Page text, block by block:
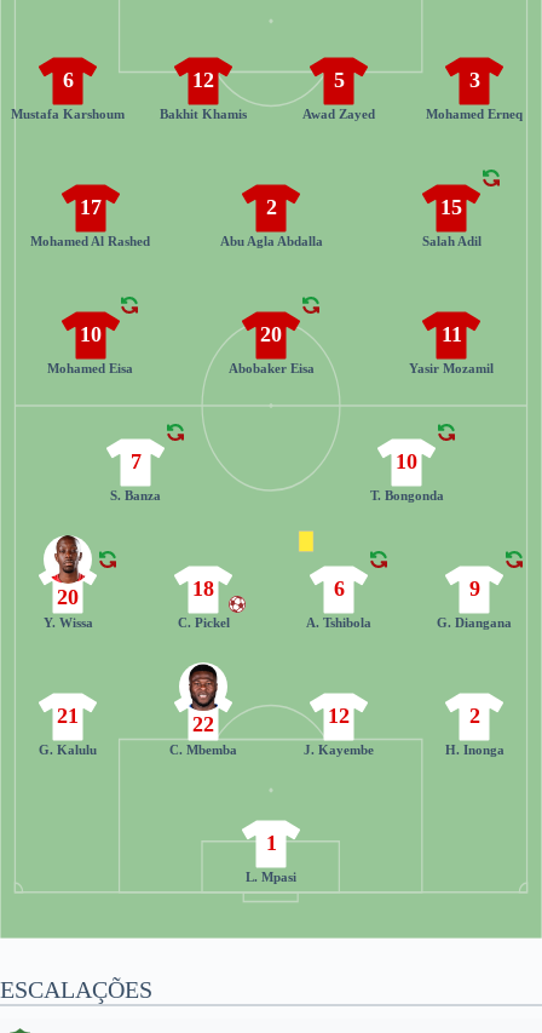
3
Mohamed Erneq
5
Awad Zayed
12
Bakhit Khamis
6
Mustafa Karshoum
15
Salah Adil
2
Abu Agla Abdalla
17
Mohamed Al Rashed
11
Yasir Mozamil
20
Abobaker Eisa
10
Mohamed Eisa
1
L. Mpasi
21
G. Kalulu
22
C. Mbemba
12
J. Kayembe
2
H. Inonga
20
Y. Wissa
18
C. Pickel
6
A. Tshibola
9
G. Diangana
7
S. Banza
10
T. Bongonda
ESCALAÇÕES